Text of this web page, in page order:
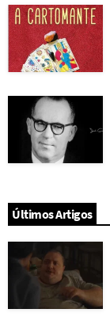
Últimos Artigos